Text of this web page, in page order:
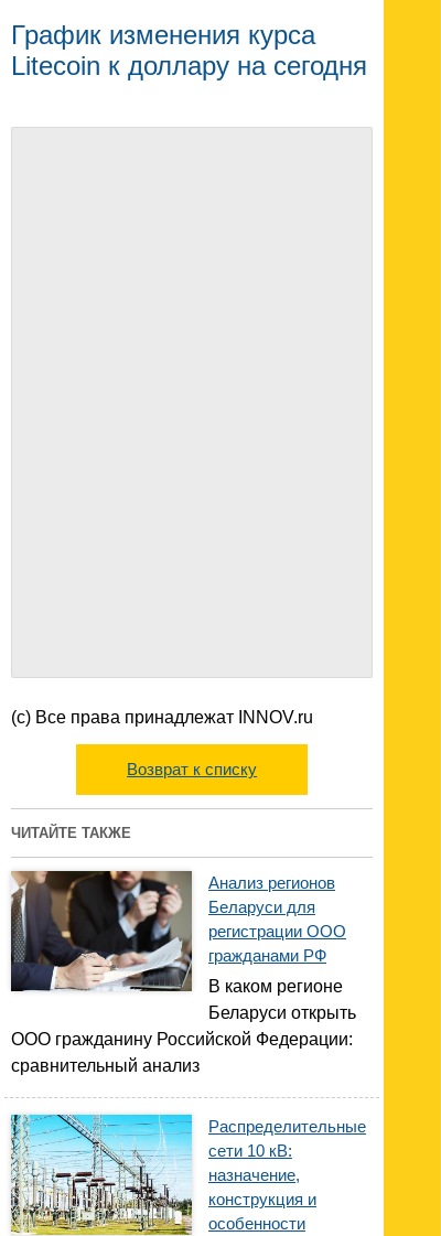
График изменения курса
Litecoin к доллару на сегодня
(с) Все права принадлежат INNOV.ru
Возврат к списку
ЧИТАЙТЕ ТАКЖЕ
Анализ регионов
Беларуси для
регистрации ООО
гражданами РФ
В каком регионе
Беларуси открыть
ООО гражданину Российской Федерации:
сравнительный анализ
Распределительные
сети 10 кВ:
назначение,
конструкция и
особенности